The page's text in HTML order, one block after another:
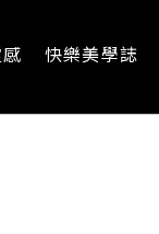
快樂美學誌